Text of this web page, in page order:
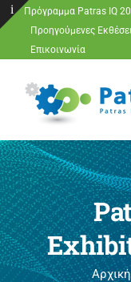
Μετάβαση
Πρόγραμμα Patras IQ
Προηγούμενες
Επικοινωνία
Πρόγραμμα Patras
Εκθέτες
Προηγούμενες
Αρχική
Toggle